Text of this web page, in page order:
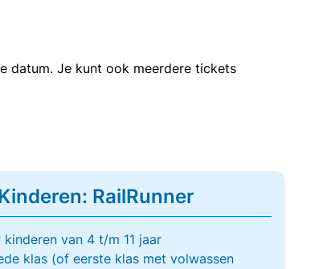
datum. Je kunt ook meerdere tickets
RailRunner
kinderen van 4 t/m 11 jaar
klas (of eerste klas met volwassen